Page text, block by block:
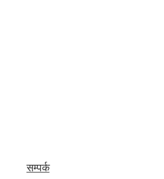
सम्पर्क